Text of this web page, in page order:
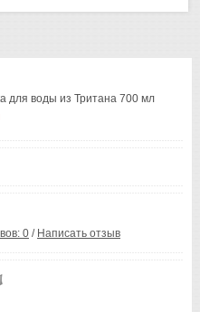
для воды из Тритана 700 мл
0 / Написать отзыв